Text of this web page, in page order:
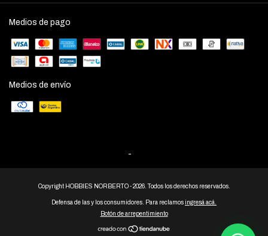
Medios de pago
Medios de envío
-
Copyright HOBBIES NORBERTO - 2026. Todos los derechos reservados.
Defensa de las y los consumidores. Para reclamos ingresá acá.
Botón de arrepentimiento